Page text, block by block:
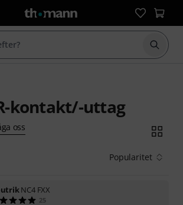
Börja
kontakt/-uttag
oss
Popularitet
NC4 FXX
25